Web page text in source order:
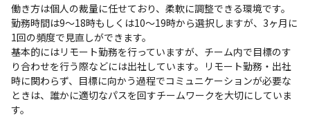
働き方は個人の裁量に任せており、柔軟に調整できる環境です。
勤務時間は9～18時もしくは10～19時から選択しますが、3ヶ月に
1回の頻度で見直しができます。
基本的にはリモート勤務を行っていますが、チーム内で目標のす
り合わせを行う際などには出社しています。リモート勤務・出社
時に関わらず、目標に向かう過程でコミュニケーションが必要な
ときは、誰かに適切なパスを回すチームワークを大切にしていま
す。